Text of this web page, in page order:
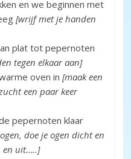
en we beginnen met
[wrijf met je handen
plat tot pepernoten
tegen elkaar aan]
oven in[maak een
een paar keer
pepernoten klaar
doe je ogen dicht en
en uit…..]